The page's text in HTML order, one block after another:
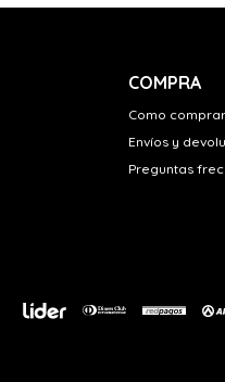
COMPRA
Como comprar
Envíos y
Preguntas